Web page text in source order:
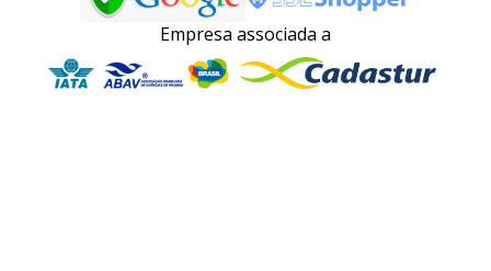
Empresa associada a